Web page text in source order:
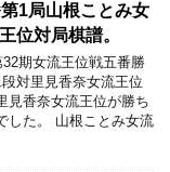
1局山根ことみ女
位対局棋譜。
期女流王位戦五番勝
対里見香奈女流王位
見香奈女流王位が勝ち
した。 山根ことみ女流